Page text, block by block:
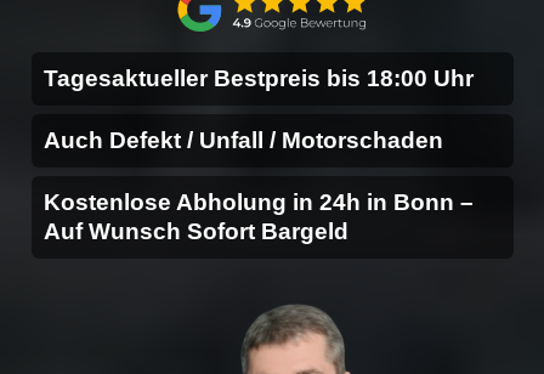
Tagesaktueller Bestpreis bis 18:00 Uhr
Auch Defekt / Unfall / Motorschaden
Kostenlose Abholung in 24h in Bonn –
Auf Wunsch Sofort Bargeld